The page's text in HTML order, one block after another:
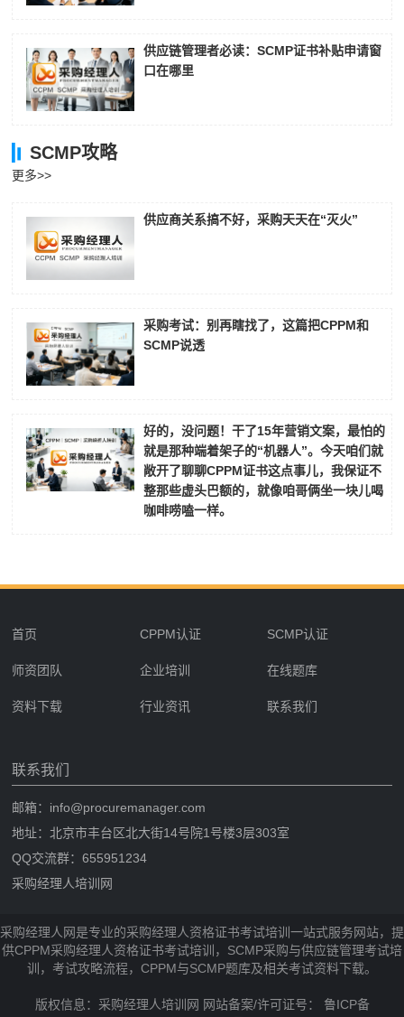
供应链管理者必读：SCMP证书补贴申请窗
口在哪里
SCMP攻略
更多>>
供应商关系搞不好，采购天天在“灭火”
采购考试：别再瞎找了，这篇把CPPM和
SCMP说透
好的，没问题！干了15年营销文案，最怕的
就是那种端着架子的“机器人”。今天咱们就
敞开了聊聊CPPM证书这点事儿，我保证不
整那些虚头巴额的，就像咱哥俩坐一块儿喝
咖啡唠嗑一样。
首页 CPPM认证 SCMP认证
师资团队 企业培训 在线题库
资料下载 行业资讯 联系我们
联系我们
邮箱：info@procuremanager.com
地址：北京市丰台区北大街14号院1号楼3层303室
QQ交流群：655951234
采购经理人培训网
采购经理人网是专业的采购经理人资格证书考试培训一站式服务网站，提
供CPPM采购经理人资格证书考试培训，SCMP采购与供应链管理考试培
训，考试攻略流程，CPPM与SCMP题库及相关考试资料下载。
版权信息：采购经理人培训网 网站备案/许可证号：
鲁ICP备